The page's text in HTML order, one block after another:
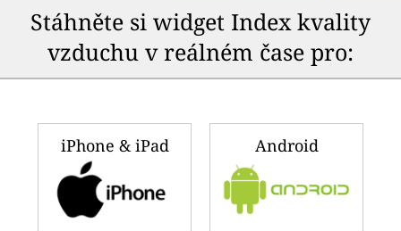
Stáhněte si widget Index kvality
vzduchu v reálném čase pro:
iPhone & iPad Android